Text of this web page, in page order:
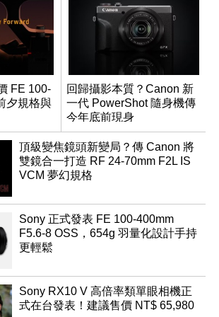
FE 100-
夕規格與
回歸攝影本質？Canon 新
一代 PowerShot 隨身機傳
今年底前現身
頂級變焦鏡頭新變局？傳 Canon 將
雙鏡合一打造 RF 24-70mm F2L IS
VCM 夢幻規格
Sony 正式發表 FE 100-400mm
F5.6-8 OSS，654g 羽量化設計手持
更輕鬆
Sony RX10 V 高倍率類單眼相機正
式在台發表！建議售價 NT$ 65,980